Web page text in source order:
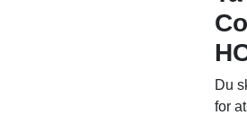
Du
for